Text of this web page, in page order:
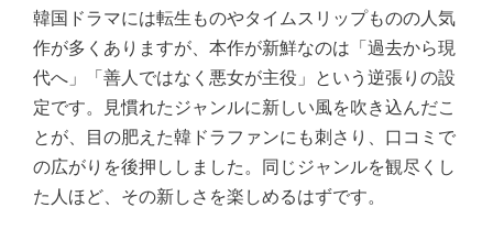
韓国ドラマには転生ものやタイムスリップものの人気
作が多くありますが、本作が新鮮なのは「過去から現
代へ」「善人ではなく悪女が主役」という逆張りの設
定です。見慣れたジャンルに新しい風を吹き込んだこ
とが、目の肥えた韓ドラファンにも刺さり、口コミで
の広がりを後押ししました。同じジャンルを観尽くし
た人ほど、その新しさを楽しめるはずです。